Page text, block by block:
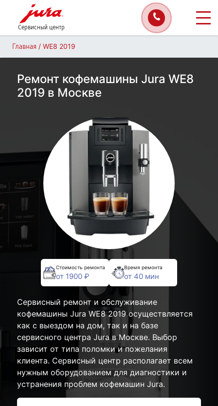
Сервисный центр
Главная / WE8 2019
Ремонт кофемашины Jura WE8
2019 в Москве
Стоимость ремонта
от 1900 ₽
Время ремонта
от 40 мин
Сервисный ремонт и обслуживание
кофемашины Jura WE8 2019 осуществляется
как с выездом на дом, так и на базе
сервисного центра Jura в Москве. Выбор
зависит от типа поломки и пожелания
клиента. Сервисный центр располагает всем
нужным оборудованием для диагностики и
устранения проблем кофемашин Jura.